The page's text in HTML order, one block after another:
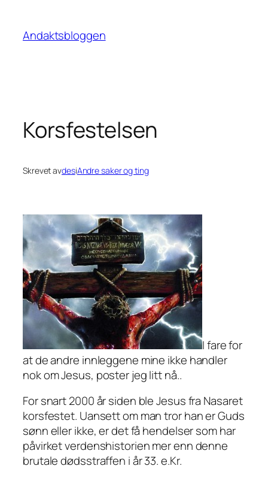
innhold
Andaktsbloggen
Korsfestelsen
Skrevet avdesiAndre saker og ting
I fare for
at de andre innleggene mine ikke handler
nok om Jesus, poster jeg litt nå..
For snart 2000 år siden ble Jesus fra Nasaret
korsfestet. Uansett om man tror han er Guds
sønn eller ikke, er det få hendelser som har
påvirket verdenshistorien mer enn denne
brutale dødsstraffen i år 33. e.Kr.